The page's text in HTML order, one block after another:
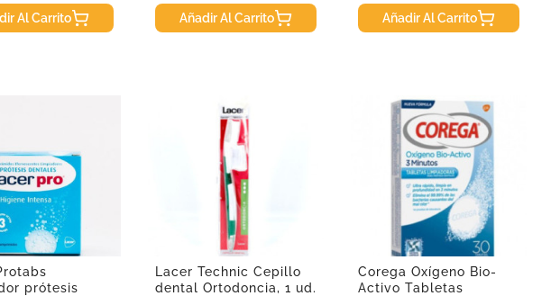
Al Carrito Añadir Al Carrito Añadir Al Carrito
prótesis
Lacer Technic Cepillo
dental Ortodoncia, 1 ud.
Corega Oxígeno Bio-
Activo Tabletas